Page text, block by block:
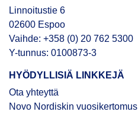
Linnoitustie 6
02600 Espoo
Vaihde: +358 (0) 20 762 5300
Y-tunnus: 0100873-3
HYÖDYLLISIÄ LINKKEJÄ
Ota yhteyttä
Novo Nordiskin vuosikertomus